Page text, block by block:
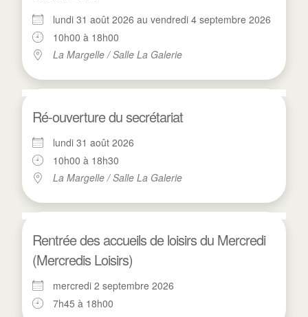
lundi 31 août 2026 au vendredi 4 septembre 2026
10h00 à 18h00
La Margelle / Salle La Galerie
Ré-ouverture du secrétariat
lundi 31 août 2026
10h00 à 18h30
La Margelle / Salle La Galerie
Rentrée des accueils de loisirs du Mercredi
(Mercredis Loisirs)
mercredi 2 septembre 2026
7h45 à 18h00